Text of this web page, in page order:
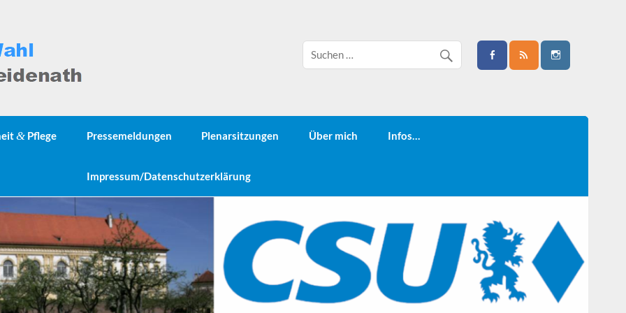
& Pflege Pressemeldungen Plenarsitzungen Über mich Infos…
Impressum/Datenschutzerklärung